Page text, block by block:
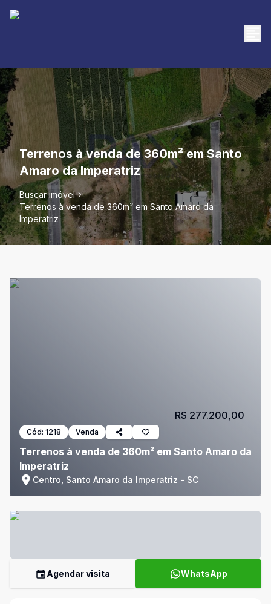
Terrenos à venda de 360m² em Santo
Amaro da Imperatriz
Buscar imóvel
Terrenos à venda de 360m² em Santo Amaro da
Imperatriz
Cód: 1218 Venda
Terrenos à venda de 360m² em Santo Amaro da
Imperatriz
Centro, Santo Amaro da Imperatriz - SC
R$ 277.200,00
Agendar visita WhatsApp